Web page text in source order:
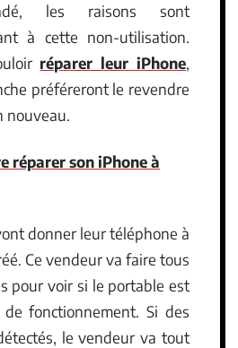
les raisons sont
à cette non-utilisation.
réparer leur iPhone,
préféreront le revendre
nouveau.
réparer son iPhone à
donner leur téléphone à
Ce vendeur va faire tous
pour voir si le portable est
fonctionnement. Si des
le vendeur va tout